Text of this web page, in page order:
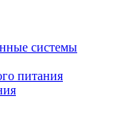
системы
питания